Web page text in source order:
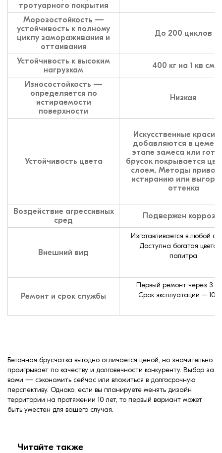
тротуарного покрытия
Морозостойкость —
устойчивость к полному
циклу замораживания и
оттаивания
До 200 циклов
Устойчивость к высоким
нагрузкам
400 кг на 1 кв см
Износостойкость —
определяется по
истираемости
поверхности
Низкая
Устойчивость цвета
Искусственные
добавляются в
этапе замеса или
брусок покрывается
слоем. Методы
истиранию или
оттенка
Воздействие агрессивных
сред
Подвержен
Внешний вид
Изготавливается в любой
Доступна богатая
палитра
Ремонт и срок службы
Первый ремонт через 3
Срок эксплуатации – 10
Бетонная брусчатка выгодно отличается ценой, но значительно
проигрывает по качеству и долговечности конкуренту. Выбор за
вами — сэкономить сейчас или вложиться в долгосрочную
перспективу. Однако, если вы планируете менять дизайн
территории на протяжении 10 лет, то первый вариант может
быть уместен для вашего случая.
Читайте также